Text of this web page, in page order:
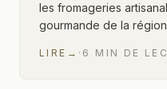
les fromageries
gourmande de la
LIRE → · 6 MIN DE